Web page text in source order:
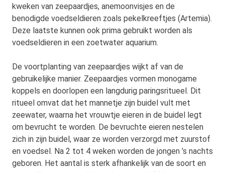
kweken van zeepaardjes, anemoonvisjes en de
benodigde voedseldieren zoals pekelkreeftjes (Artemia).
Deze laatste kunnen ook prima gebruikt worden als
voedseldieren in een zoetwater aquarium.
De voortplanting van zeepaardjes wijkt af van de
gebruikelijke manier. Zeepaardjes vormen monogame
koppels en doorlopen een langdurig paringsritueel. Dit
ritueel omvat dat het mannetje zijn buidel vult met
zeewater, waarna het vrouwtje eieren in de buidel legt
om bevrucht te worden. De bevruchte eieren nestelen
zich in zijn buidel, waar ze worden verzorgd met zuurstof
en voedsel. Na 2 tot 4 weken worden de jongen ’s nachts
geboren. Het aantal is sterk afhankelijk van de soort en